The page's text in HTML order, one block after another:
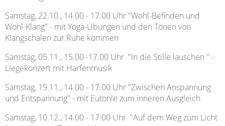
Samstag, 22.10., 14.00 - 17.00 Uhr "Wohl-Befinden und
Wohl-Klang" - mit Yoga-Übungen und den Tönen von
Klangschalen zur Ruhe kommen
Samstag, 05.11., 15.00 -17.00 Uhr "In die Stille lauschen " -
Liegekonzert mit Harfenmusik
Samstag, 19.11., 14.00 - 17.00 Uhr "Zwischen Anspannung
und Entspannung" - mit Eutonie zum inneren Ausgleich
Samstag, 10.12., 14.00 - 17.00 Uhr "Auf dem Weg zum Licht